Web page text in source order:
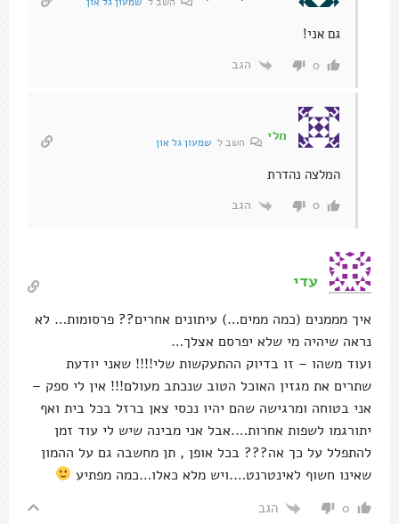
גם אני!
0 הגב
מלי השב לשמעון גל און
המלצה נהדרת
0 הגב
עדי
איך מממנים (כמה ממים…) עיתונים אחרים?? פרסומות… לא
נראה שיהיה מי שלא יפרסם אצלך…
ועוד משהו – זו בדיוק ההתעקשות שלי!!!! שאני יודעת
שתרים את מגזין האוכל הטוב שנכתב מעולם!!! אין לי ספק –
אני בטוחה ומרגישה שהם יהיו נכסי צאן ברזל בכל בית ואף
יתורגמו לשפות אחרות….אבל אני מבינה שיש לי עוד זמן
להתפלל על כך אה??? בכל אופן , תן מחשבה גם על ההמון
שאינו חשוף לאינטרנט….ויש מלא כאלו…כמה מפתיע
0 הגב